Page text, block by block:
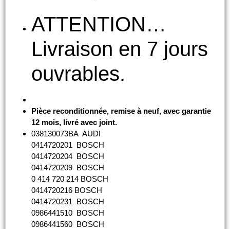
ATTENTION…
Livraison en 7 jours
ouvrables.
Pièce reconditionnée, remise à neuf, avec garantie
12 mois, livré avec joint.
038130073BA AUDI
0414720201 BOSCH
0414720204 BOSCH
0414720209 BOSCH
0 414 720 214 BOSCH
0414720216 BOSCH
0414720231 BOSCH
0986441510 BOSCH
0986441560 BOSCH